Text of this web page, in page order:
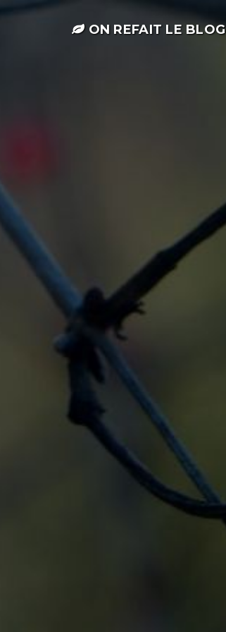
ON REFAIT LE BLOG